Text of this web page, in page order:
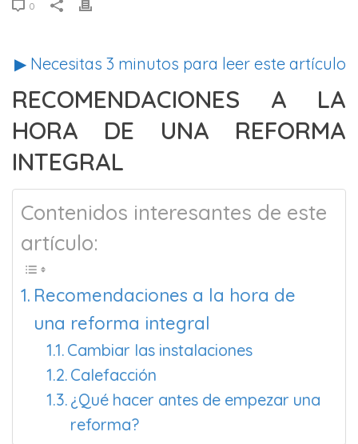
0
▶ Necesitas 3 minutos para leer este artículo
RECOMENDACIONES A LA
HORA DE UNA REFORMA
INTEGRAL
Contenidos interesantes de este
artículo:
Recomendaciones a la hora de
una reforma integral
Cambiar las instalaciones
Calefacción
¿Qué hacer antes de empezar una
reforma?